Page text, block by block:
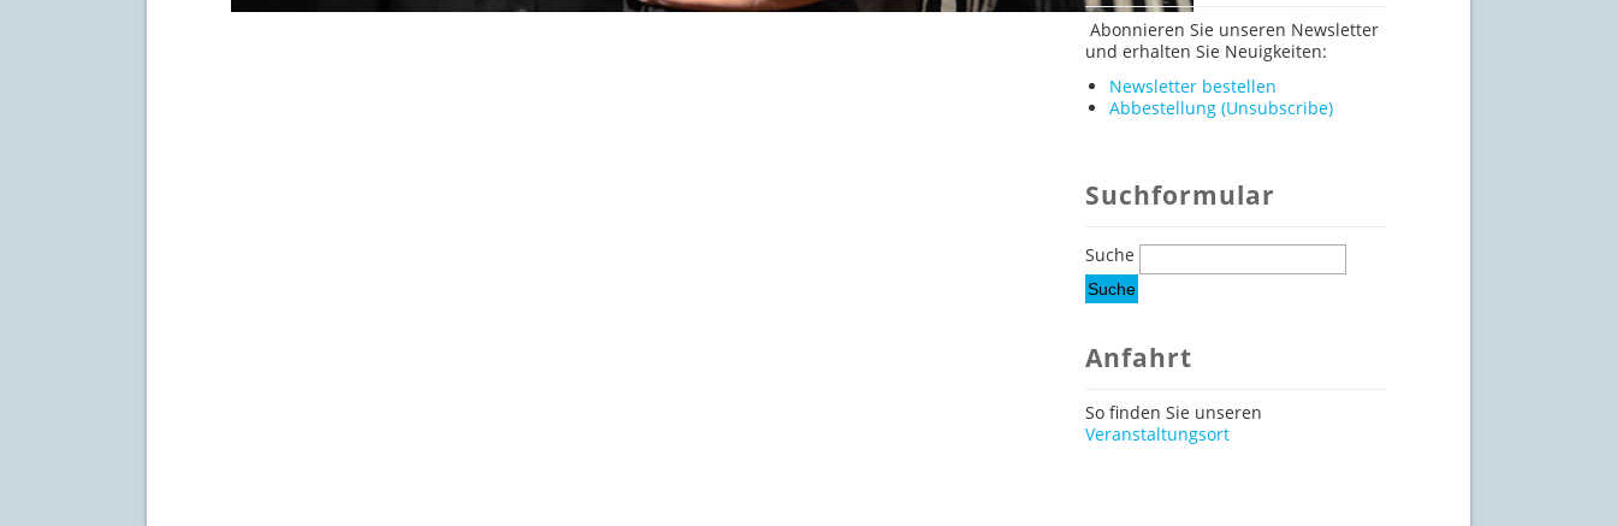
Abonnieren Sie unseren Newsletter
und erhalten Sie Neuigkeiten:
Newsletter bestellen
Abbestellung (Unsubscribe)
Suchformular
Suche
Anfahrt
So finden Sie unseren
Veranstaltungsort